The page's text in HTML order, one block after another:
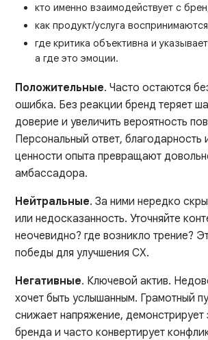
кто именно взаимодействует с
как продукт/услуга
где критика объективна и
а где это эмоции.
Положительные. Часто остаются
ошибка. Без реакции бренд теряет
доверие и увеличить вероятность
Персональный ответ, благодарность
ценности опыта превращают
амбассадора.
Нейтральные. За ними нередко
или недосказанность. Уточняйте
неочевидно? где возникло трение?
победы для улучшения CX.
Негативные. Ключевой актив.
хочет быть услышанным. Грамотный
снижает напряжение, демонстрирует
бренда и часто конвертирует